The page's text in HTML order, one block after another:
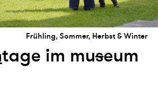
Frühling, Sommer, Herbst & Winter
tage im museum